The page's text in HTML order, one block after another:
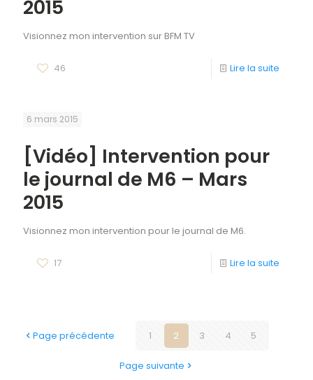
2015
Visionnez mon intervention sur BFM TV
46 Lire la suite
6 mars 2015
[Vidéo] Intervention pour
le journal de M6 – Mars
2015
Visionnez mon intervention pour le journal de M6.
17 Lire la suite
Page précédente 1 2 3 4 5
Page suivante